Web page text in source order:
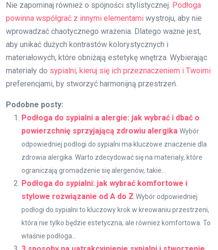
Nie zapominaj również o spójności stylistycznej. Podłoga
powinna współgrać z innymi elementami wystroju, aby nie
wprowadzać chaotycznego wrażenia. Dlatego ważne jest,
aby unikać dużych kontrastów kolorystycznych i
materiałowych, które obniżają estetykę wnętrza. Wybierając
materiały do sypialni, kieruj się ich przeznaczeniem i Twoimi
preferencjami, by stworzyć harmonijną przestrzeń.
Podobne posty:
Podłoga do sypialni a alergie: jak wybrać i dbać o
powierzchnię sprzyjającą zdrowiu alergika Wybór
odpowiedniej podłogi do sypialni ma kluczowe znaczenie dla
zdrowia alergika. Warto zdecydować się na materiały, które
ograniczają gromadzenie się alergenów, takie...
Podłoga do sypialni: jak wybrać komfortowe i
stylowe rozwiązanie od A do Z Wybór odpowiedniej
podłogi do sypialni to kluczowy krok w kreowaniu przestrzeni,
która nie tylko będzie estetyczna, ale również komfortowa. To
właśnie podłoga...